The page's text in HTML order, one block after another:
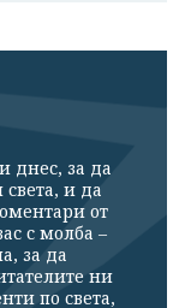
днес, за да
и да
от
с молба –
за да
ни
по света,